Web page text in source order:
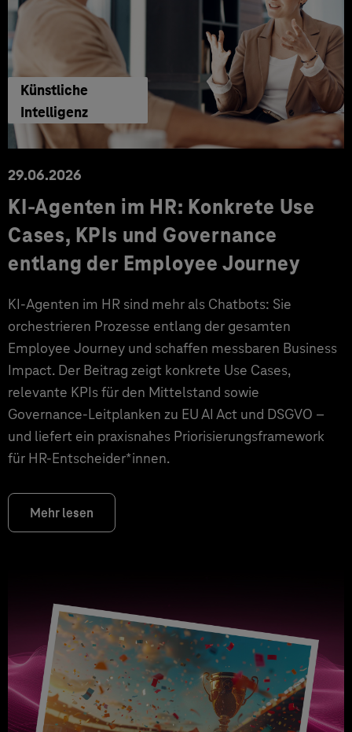
Künstliche
Intelligenz
29.06.2026
KI‑Agenten im HR: Konkrete Use
Cases, KPIs und Governance
entlang der Employee Journey
KI‑Agenten im HR sind mehr als Chatbots: Sie
orchestrieren Prozesse entlang der gesamten
Employee Journey und schaffen messbaren Business
Impact. Der Beitrag zeigt konkrete Use Cases,
relevante KPIs für den Mittelstand sowie
Governance‑Leitplanken zu EU AI Act und DSGVO –
und liefert ein praxisnahes Priorisierungsframework
für HR‑Entscheider*innen.
Mehr lesen